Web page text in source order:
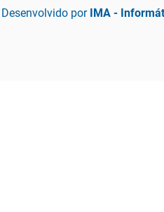
Desenvolvido por IMA -